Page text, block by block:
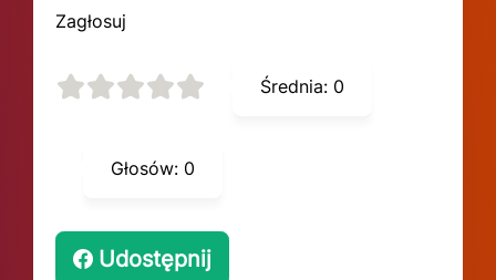
Zagłosuj
Średnia: 0
Głosów: 0
Udostępnij